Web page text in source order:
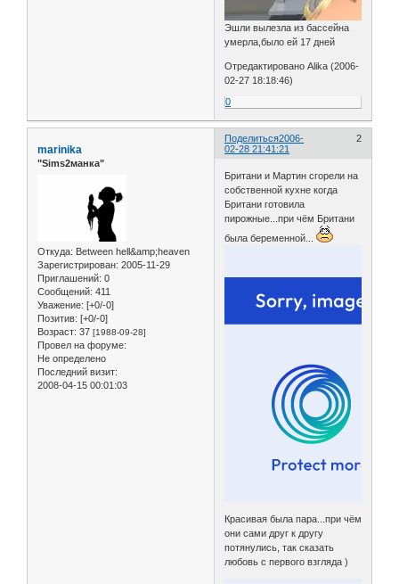
Эшли вылезла из бассейна
умерла,было ей 17 дней
Отредактировано Alika (2006-
02-27 18:18:46)
0
Поделиться 2
2006-
02-28 21:41:21
marinika
"Sims2манка"
Откуда: Between hell&amp;heaven
Зарегистрирован: 2005-11-29
Приглашений: 0
Сообщений: 411
Уважение: [+0/-0]
Позитив: [+0/-0]
Возраст: 37 [1988-09-28]
Провел на форуме:
Не определено
Последний визит:
2008-04-15 00:01:03
Британи и Мартин сгорели на
собственной кухне когда
Британи готовила
пирожные...при чём Британи
была беременной...
Красивая была пара...при чём
они сами друг к другу
потянулись, так сказать
любовь с первого взгляда )